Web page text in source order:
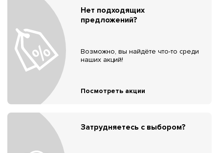
Нет подходящих
предложений?
Возможно, вы найдёте что-то среди
наших акций!
Посмотреть акции
Затрудняетесь с выбором?